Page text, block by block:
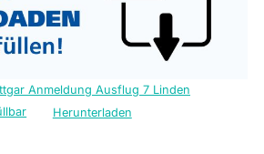
Anmeldung Ausflug 7 Linden
Herunterladen